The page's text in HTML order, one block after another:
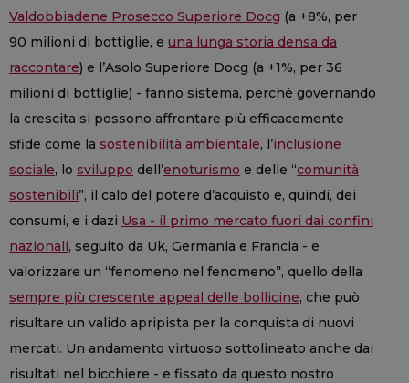
Valdobbiadene Prosecco Superiore Docg (a +8%, per
90 milioni di bottiglie, e una lunga storia densa da
raccontare) e l’Asolo Superiore Docg (a +1%, per 36
milioni di bottiglie) - fanno sistema, perché governando
la crescita si possono affrontare più efficacemente
sfide come la sostenibilità ambientale, l’inclusione
sociale, lo sviluppo dell’enoturismo e delle “comunità
sostenibili”, il calo del potere d’acquisto e, quindi, dei
consumi, e i dazi Usa - il primo mercato fuori dai confini
nazionali, seguito da Uk, Germania e Francia - e
valorizzare un “fenomeno nel fenomeno”, quello della
sempre più crescente appeal delle bollicine, che può
risultare un valido apripista per la conquista di nuovi
mercati. Un andamento virtuoso sottolineato anche dai
risultati nel bicchiere - e fissato da questo nostro